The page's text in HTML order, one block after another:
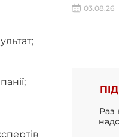
03.08.26
Раз